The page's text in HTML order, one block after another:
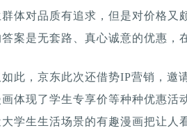
体对品质有追求，但是对价格又
答案是无套路、真心诚意的优惠，
此，京东此次还借势IP营销，邀
画体现了学生专享价等种种优惠活
大学生生活场景的有趣漫画把让人